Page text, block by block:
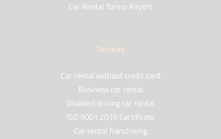
Car Rental Torino Airport
Services
Car rental without credit card
Business car rental
Disabled driving car rental
ISO 9001:2015 Certificate
Car rental franchising